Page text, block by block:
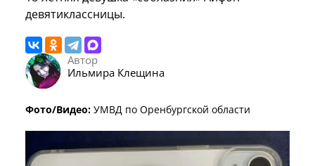
девятиклассницы.
Автор
Ильмира Клещина
Фото/Видео: УМВД по Оренбургской области